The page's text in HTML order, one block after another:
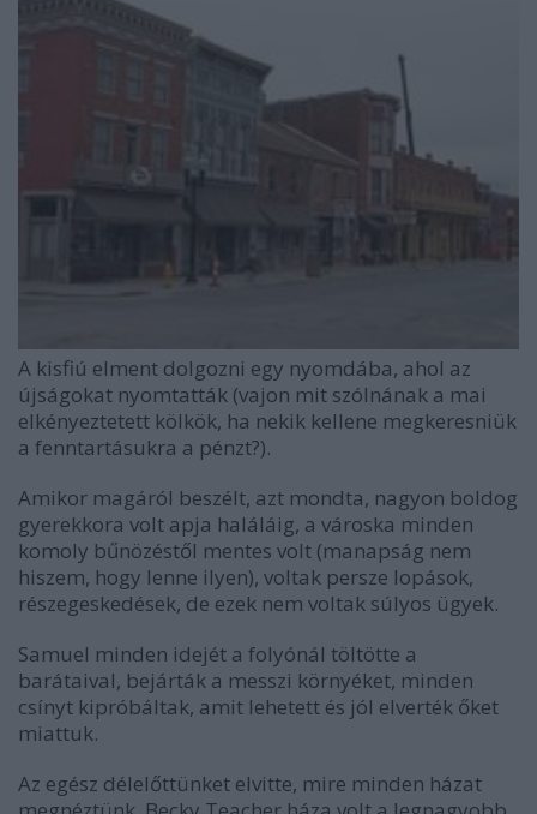
A kisfiú elment dolgozni egy nyomdába, ahol az
újságokat nyomtatták (vajon mit szólnának a mai
elkényeztetett kölkök, ha nekik kellene megkeresniük
a fenntartásukra a pénzt?).
Amikor magáról beszélt, azt mondta, nagyon boldog
gyerekkora volt apja haláláig, a városka minden
komoly bűnözéstől mentes volt (manapság nem
hiszem, hogy lenne ilyen), voltak persze lopások,
részegeskedések, de ezek nem voltak súlyos ügyek.
Samuel minden idejét a folyónál töltötte a
barátaival, bejárták a messzi környéket, minden
csínyt kipróbáltak, amit lehetett és jól elverték őket
miattuk.
Az egész délelőttünket elvitte, mire minden házat